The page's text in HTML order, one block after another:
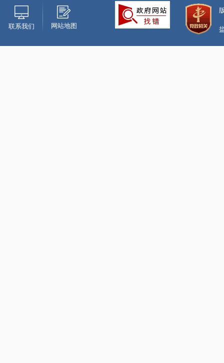
联系我们 网站地图